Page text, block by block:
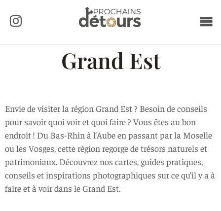
Grand Est
Envie de visiter la région Grand Est ? Besoin de conseils
pour savoir quoi voir et quoi faire ? Vous êtes au bon
endroit ! Du Bas-Rhin à l’Aube en passant par la Moselle
ou les Vosges, cette région regorge de trésors naturels et
patrimoniaux. Découvrez nos cartes, guides pratiques,
conseils et inspirations photographiques sur ce qu’il y a à
faire et à voir dans le Grand Est.